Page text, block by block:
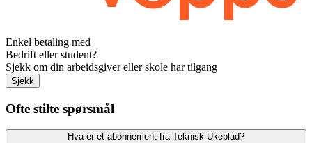
Enkel betaling med
Bedrift eller student?
Sjekk om din arbeidsgiver eller skole har tilgang
Sjekk
Ofte stilte spørsmål
Hva er et abonnement fra Teknisk Ukeblad?